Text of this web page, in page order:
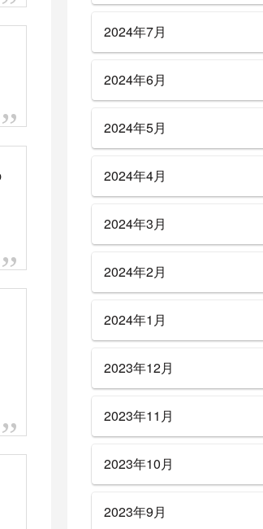
2024年7月
2024年6月
2024年5月
2024年4月
2024年3月
2024年2月
2024年1月
2023年12月
2023年11月
2023年10月
2023年9月